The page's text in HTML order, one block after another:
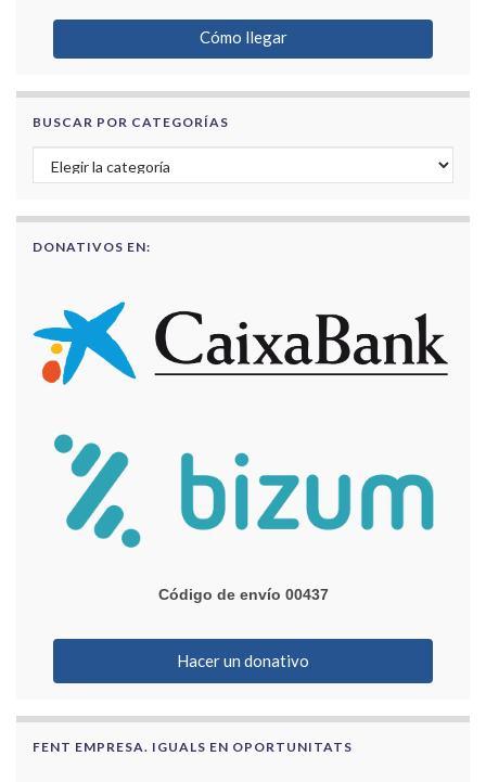
Cómo llegar
BUSCAR POR CATEGORÍAS
Buscar por categorías
DONATIVOS EN:
Código de envío 00437
Hacer un donativo
FENT EMPRESA. IGUALS EN OPORTUNITATS